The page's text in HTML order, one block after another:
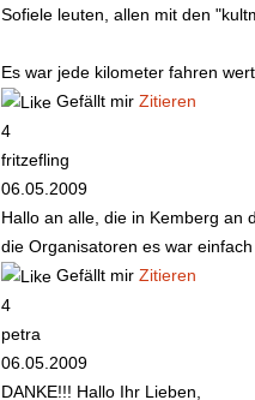
Sofiele leuten, allen mit den
Es war jede kilometer fahren
Gefällt mir Zitieren
4
fritzefling
06.05.2009
Hallo an alle, die in Kemberg an
die Organisatoren es war
Gefällt mir Zitieren
4
petra
06.05.2009
DANKE!!! Hallo Ihr Lieben,